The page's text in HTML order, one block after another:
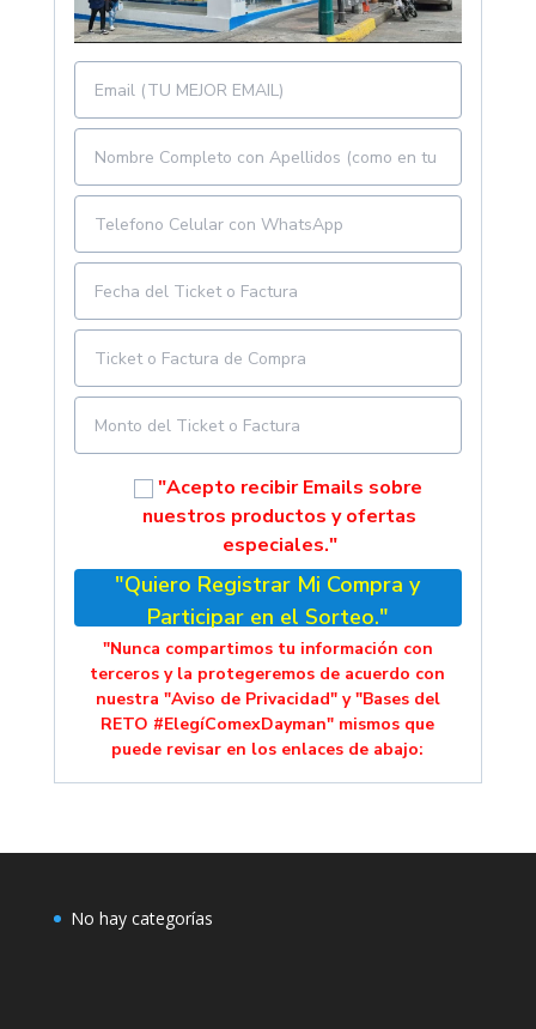
"Acepto recibir Emails sobre
nuestros productos y ofertas
especiales."
"Quiero Registrar Mi Compra y
Participar en el Sorteo."
"Nunca compartimos tu información con
terceros y la protegeremos de acuerdo con
nuestra "Aviso de Privacidad" y "Bases del
RETO #ElegíComexDayman" mismos que
puede revisar en los enlaces de abajo:
No hay categorías